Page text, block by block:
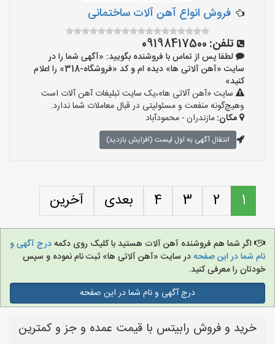
فروش انواع آهن آلات ساختمانی
تلفن: 09198417500
لطفا پس از تماس با فروشنده بگویید: «آگهی شما را در
سایت «آهن آلاتی ها» دیده ام و کد «فروشگاه-318» را اعلام
کنید»
سایت «آهن آلاتی ها»،یک سایت تبلیغات آهن آلات است
وهیچ‌گونه منفعت و مسئولیتی در قبال معاملات شما ندارد.
مکان:مازندران - محمودآباد
انتقال آگهی به اول لیست (افزایش بازدید)
1
2
3
4 بعدی آخرین
اگر شما هم فروشنده آهن آلات هستید با کلیک روی دکمهدرج آگهی و
نام شما در این صفحهدر سایت «آهن آلاتی ها» ثبت نام نموده و سپس
خودتان را معرفی کنید.
درج آگهی و نام شما در این صفحه
خرید و فروش رابیتس با قیمت عمده و جز و کمترین